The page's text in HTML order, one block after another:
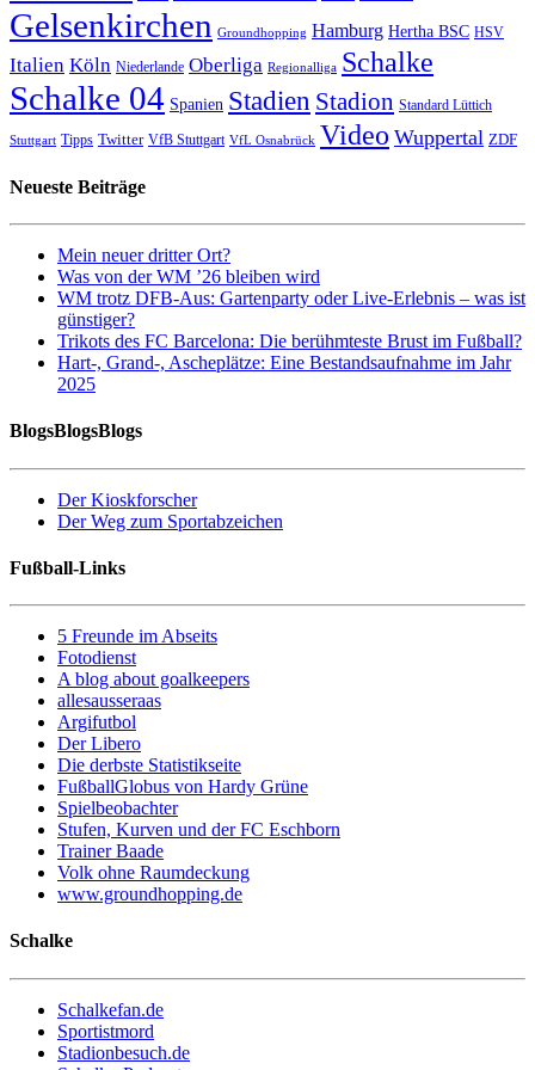
Gelsenkirchen Groundhopping Hamburg Hertha BSC HSV
Italien Köln Niederlande Oberliga Regionalliga Schalke
Schalke 04 Spanien Stadien Stadion Standard Lüttich
Stuttgart Tipps Twitter VfB Stuttgart VfL Osnabrück Video Wuppertal ZDF
Neueste Beiträge
Mein neuer dritter Ort?
Was von der WM ’26 bleiben wird
WM trotz DFB-Aus: Gartenparty oder Live-Erlebnis – was ist
günstiger?
Trikots des FC Barcelona: Die berühmteste Brust im Fußball?
Hart-, Grand-, Ascheplätze: Eine Bestandsaufnahme im Jahr
2025
BlogsBlogsBlogs
Der Kioskforscher
Der Weg zum Sportabzeichen
Fußball-Links
5 Freunde im Abseits
Fotodienst
A blog about goalkeepers
allesausseraas
Argifutbol
Der Libero
Die derbste Statistikseite
FußballGlobus von Hardy Grüne
Spielbeobachter
Stufen, Kurven und der FC Eschborn
Trainer Baade
Volk ohne Raumdeckung
www.groundhopping.de
Schalke
Schalkefan.de
Sportistmord
Stadionbesuch.de